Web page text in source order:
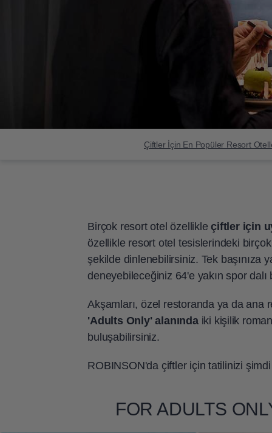
Çiftler İçin En Popüler Resort
Birçok resort otel özellikleçiftler için
özellikle resort otel tesislerindeki
şekilde dinlenebilirsiniz. Tek başınıza
deneyebileceğiniz 64'e yakın spor dalı
Akşamları, özel restoranda ya da ana
'Adults Only' alanındaiki kişilik
buluşabilirsiniz.
ROBINSON'da çiftler için tatilinizi şimdi
FOR ADULTS